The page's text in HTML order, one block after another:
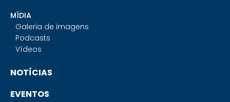
MÍDIA
Galeria de imagens
Podcasts
Vídeos
NOTÍCIAS
EVENTOS